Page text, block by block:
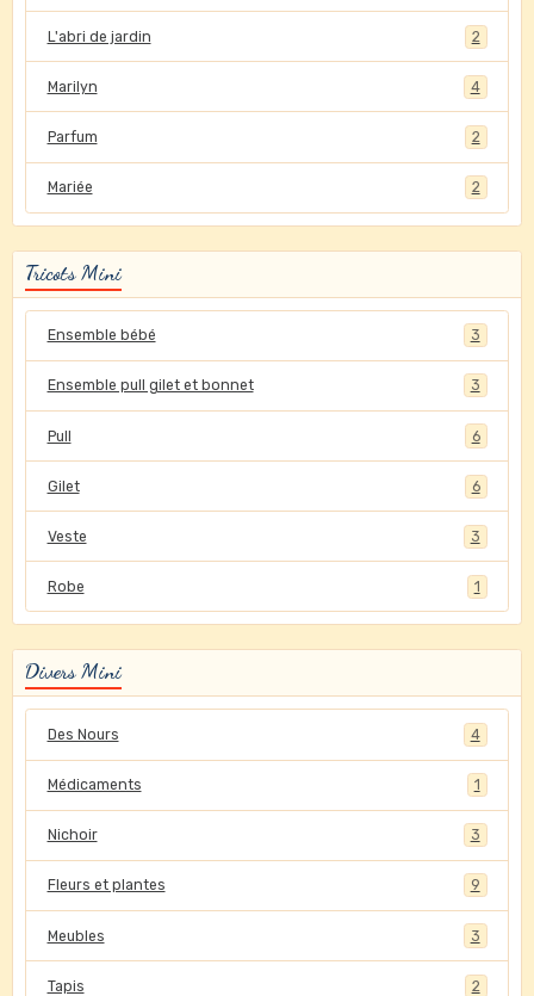
L'abri de jardin 2
Marilyn 4
Parfum 2
Mariée 2
Tricots Mini
Ensemble bébé 3
Ensemble pull gilet et bonnet 3
Pull 6
Gilet 6
Veste 3
Robe 1
Divers Mini
Des Nours 4
Médicaments 1
Nichoir 3
Fleurs et plantes 9
Meubles 3
Tapis 2